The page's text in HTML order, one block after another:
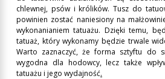
chlewnej, psów i królików. Tusz do
powinien zostać naniesiony na
wykonanianiem tatuażu. Dzięki temu,
tatuaż, który wykonamy będzie trwale
Warto zaznaczyć, że forma sztyftu do
wygodna dla hodowcy, lecz także
tatuażu i jego wydajność.